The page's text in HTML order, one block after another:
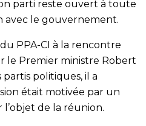
parti reste ouvert à toute
avec le gouvernement.
PPA-CI à la rencontre
le Premier ministre Robert
politiques, il a
était motivée par un
de la réunion.